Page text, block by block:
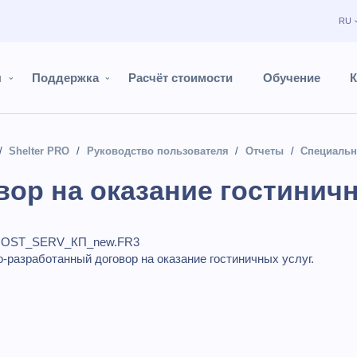
RU
Поддержка Расчёт стоимости Обучение
Shelter PRO Руководство пользователя Отчеты
на оказание
договор на оказание гостиничных услуг.